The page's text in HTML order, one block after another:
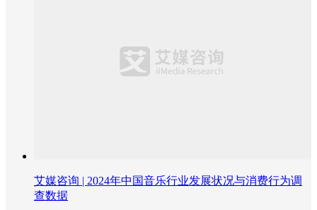
艾媒咨询 | 2024年中国音乐行业发展状况与消费行为调
查数据